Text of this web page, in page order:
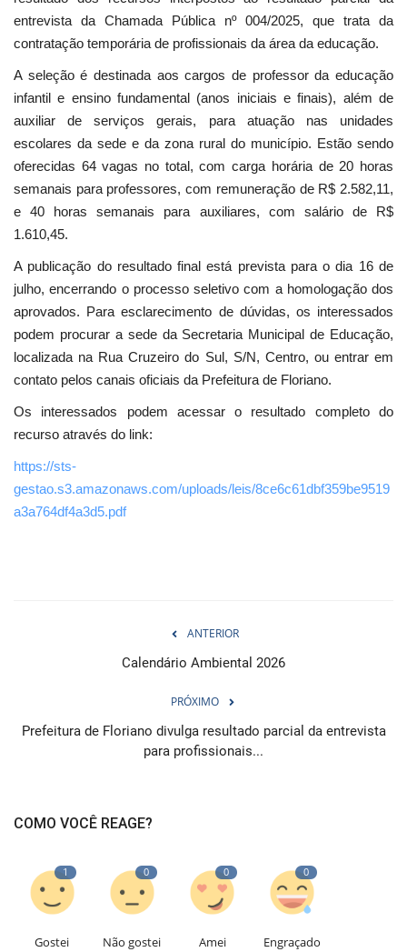
entrevista da Chamada Pública nº 004/2025, que trata da
contratação temporária de profissionais da área da educação.
A seleção é destinada aos cargos de professor da educação
infantil e ensino fundamental (anos iniciais e finais), além de
auxiliar de serviços gerais, para atuação nas unidades
escolares da sede e da zona rural do município. Estão sendo
oferecidas 64 vagas no total, com carga horária de 20 horas
semanais para professores, com remuneração de R$ 2.582,11,
e 40 horas semanais para auxiliares, com salário de R$
1.610,45.
A publicação do resultado final está prevista para o dia 16 de
julho, encerrando o processo seletivo com a homologação dos
aprovados. Para esclarecimento de dúvidas, os interessados
podem procurar a sede da Secretaria Municipal de Educação,
localizada na Rua Cruzeiro do Sul, S/N, Centro, ou entrar em
contato pelos canais oficiais da Prefeitura de Floriano.
Os interessados podem acessar o resultado completo do
recurso através do link:
https://sts-
gestao.s3.amazonaws.com/uploads/leis/8ce6c61dbf359be9519
a3a764df4a3d5.pdf
ANTERIOR
Calendário Ambiental 2026
PRÓXIMO
Prefeitura de Floriano divulga resultado parcial da entrevista
para profissionais...
COMO VOCÊ REAGE?
1
Gostei
0
Não gostei
0
Amei
0
Engraçado